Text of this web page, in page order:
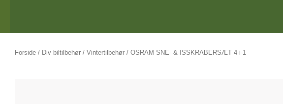
Forside / Div biltilbehør / Vintertilbehør / OSRAM SNE- & ISSKRABERSÆT 4-i-1